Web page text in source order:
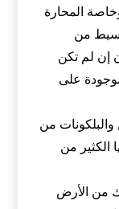
المحارة
بسيط من
إن لم تكن
على
والبلكونات من
الكثير من
من الأرض